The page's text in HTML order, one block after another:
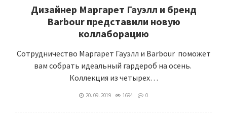
Дизайнер Маргарет Гауэлл и бренд
Barbour представили новую
коллаборацию
Сотрудничество Маргарет Гауэлл и Barbour поможет
вам собрать идеальный гардероб на осень.
Коллекция из четырех…
20. 09. 2019 1694 0